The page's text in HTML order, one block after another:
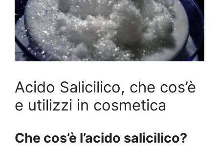
Acido Salicilico, che cos’è
e utilizzi in cosmetica
Che cos’è l’acido salicilico?